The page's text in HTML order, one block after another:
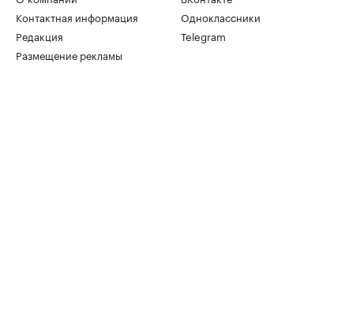
Контактная информация
Редакция
Размещение рекламы
Одноклассники
Telegram